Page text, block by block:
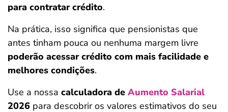
para contratar crédito.
Na prática, isso significa que pensionistas que
antes tinham pouca ou nenhuma margem livre
poderão acessar crédito com mais facilidade e
melhores condições.
Use a nossa calculadora de Aumento Salarial
2026 para descobrir os valores estimativos do seu